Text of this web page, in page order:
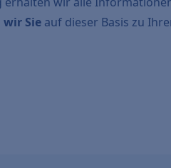
wir Sie auf dieser Basis zu